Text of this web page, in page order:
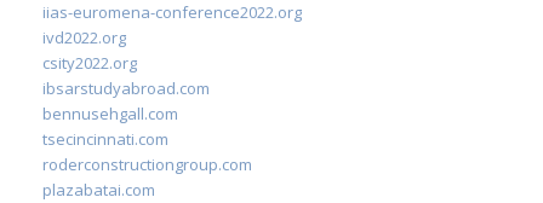
iias-euromena-conference2022.org
ivd2022.org
csity2022.org
ibsarstudyabroad.com
bennusehgall.com
tsecincinnati.com
roderconstructiongroup.com
plazabatai.com